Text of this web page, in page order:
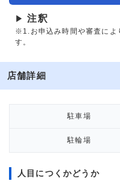
▶ 注釈
※1.お申込み時間や審査によ
す。
店舗詳細
駐車場
駐輪場
人目につくかどうか